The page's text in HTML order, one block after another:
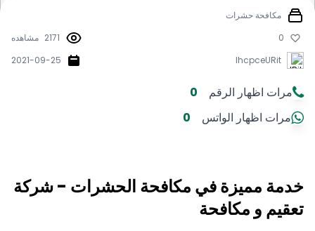
مكافحة حشرات
0
2171 مشاهده
IhcpceURit
2021-09-25
مرات اظهار الرقم
0
مرات اظهار الواتس
0
خدمة مميزة في مكافحة الحشرات - شركة
تعقيم و مكافحة